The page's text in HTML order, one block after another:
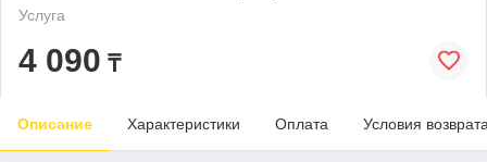
Услуга
4 090 ₸
Описание Характеристики Оплата Условия